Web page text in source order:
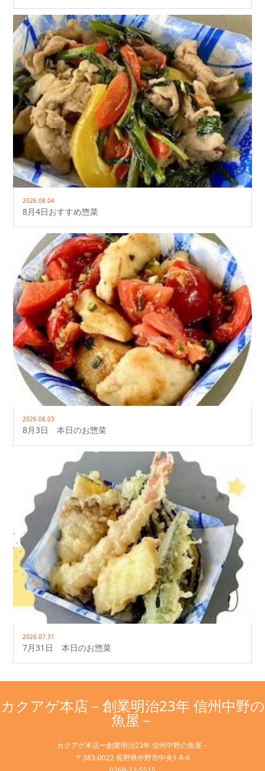
2026.08.04
8月4日おすすめ惣菜
2026.08.03
8月3日 本日のお惣菜
2026.07.31
7月31日 本日のお惣菜
カクアゲ本店－創業明治23年 信州中野の
魚屋－
カクアゲ本店ー創業明治23年 信州中野の魚屋－
〒383-0022 長野県中野市中央1-8-6